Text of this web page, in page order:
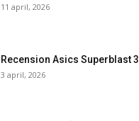
11 april, 2026
Recension Asics Superblast 3
3 april, 2026